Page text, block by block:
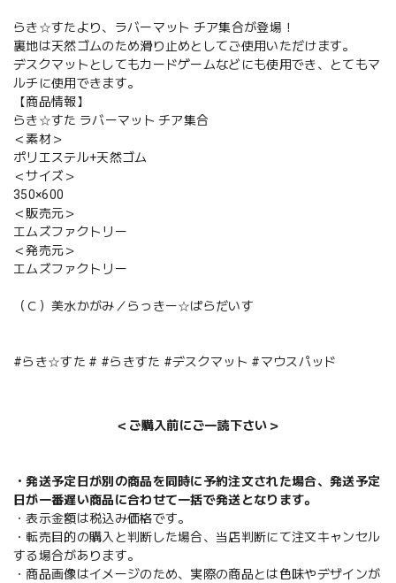
らき☆すたより、ラバーマット チア集合が登場！
裏地は天然ゴムのため滑り止めとしてご使用いただけます。
デスクマットとしてもカードゲームなどにも使用でき、とてもマ
ルチに使用できます。
【商品情報】
らき☆すた ラバーマット チア集合
＜素材＞
ポリエステル+天然ゴム
＜サイズ＞
350×600
＜販売元＞
エムズファクトリー
＜発売元＞
エムズファクトリー
（Ｃ）美水かがみ／らっきー☆ぱらだいす
#らき☆すた # #らきすた #デスクマット #マウスパッド
＜ご購入前にご一読下さい＞
・発送予定日が別の商品を同時に予約注文された場合、発送予定
日が一番遅い商品に合わせて一括で発送となります。
・表示金額は税込み価格です。
・転売目的の購入と判断した場合、当店判断にて注文キャンセル
する場合があります。
・商品画像はイメージのため、実際の商品とは色味やデザインが